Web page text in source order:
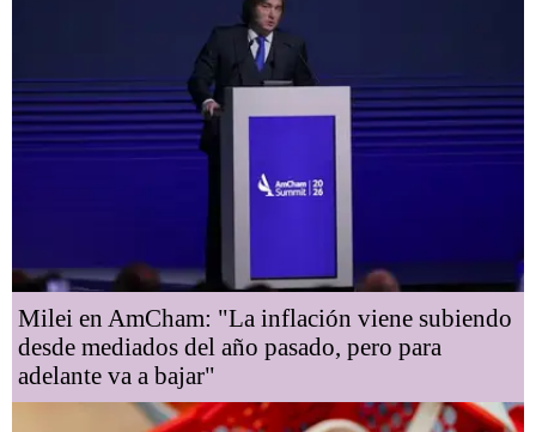
Milei en AmCham: "La inflación viene subiendo
desde mediados del año pasado, pero para
adelante va a bajar"